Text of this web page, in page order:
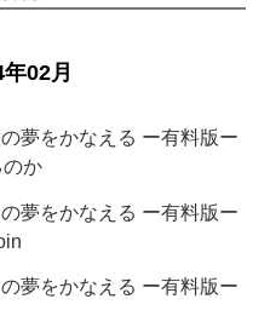
02月
夢をかなえる ー有料版ー
のか
夢をかなえる ー有料版ー
夢をかなえる ー有料版ー